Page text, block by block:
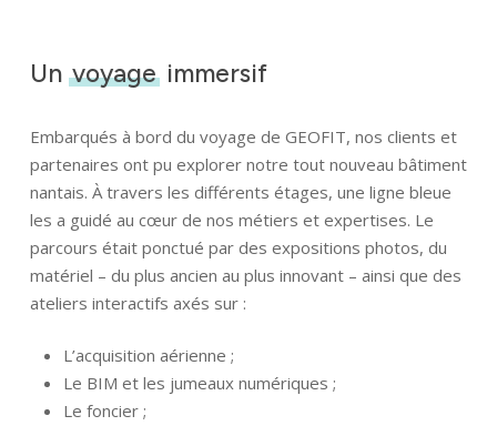
Un voyageimmersif
Embarqués à bord du voyage de GEOFIT, nos clients et
partenaires ont pu explorer notre tout nouveau bâtiment
nantais. À travers les différents étages, une ligne bleue
les a guidé au cœur de nos métiers et expertises. Le
parcours était ponctué par des expositions photos, du
matériel – du plus ancien au plus innovant – ainsi que des
ateliers interactifs axés sur :
L’acquisition aérienne ;
Le BIM et les jumeaux numériques ;
Le foncier ;